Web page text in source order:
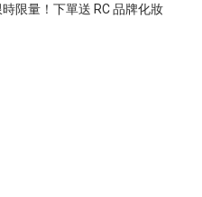
限量！下單送 RC 品牌化妝